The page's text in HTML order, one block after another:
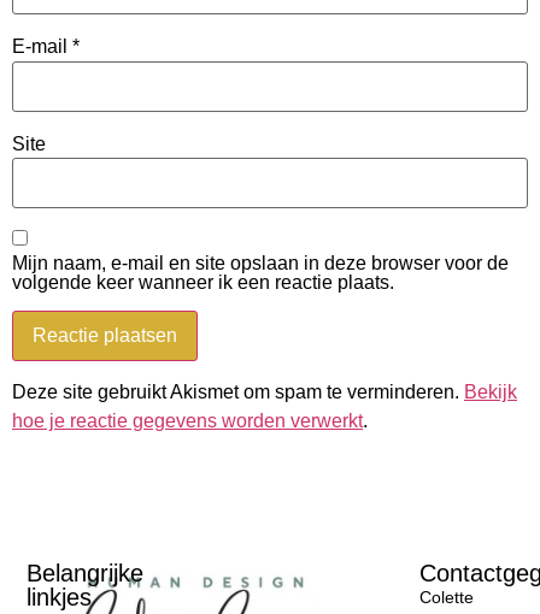
E-mail *
Site
Mijn naam, e-mail en site opslaan in deze browser voor de
volgende keer wanneer ik een reactie plaats.
Deze site gebruikt Akismet om spam te verminderen. Bekijk
hoe je reactie gegevens worden verwerkt.
Colette
Belangrijke
linkjes